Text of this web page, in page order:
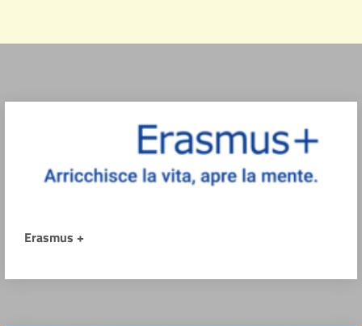
Erasmus +